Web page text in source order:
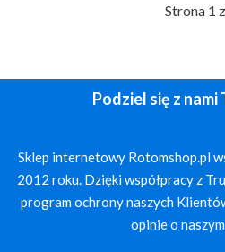
Strona 1
Podziel się z nami
Sklep internetowy Rotomshop.pl
2012 roku. Dzięki współpracy z
program ochrony naszych
opinie o